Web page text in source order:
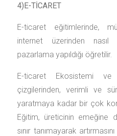
4)E-TİCARET
E-ticaret eğitimlerinde,
internet üzerinden nasıl
pazarlama yapıldığı öğretilir.
E-ticaret Ekosistemi
çizgilerinden, verimli ve
yaratmaya kadar bir çok
Eğitim, üreticinin emeğine
sınır tanımayarak